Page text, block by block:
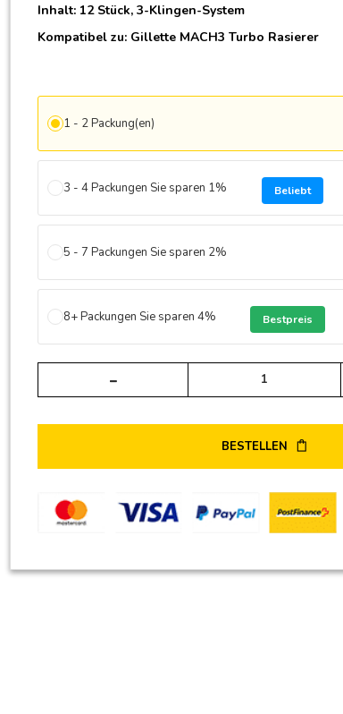
Inhalt: 12 Stück, 3-Klingen-System
Kompatibel zu: Gillette MACH3 Turbo Rasierer
1 - 2 Packung(en)
3 - 4 Packungen Sie sparen 1% Beliebt
5 - 7 Packungen Sie sparen 2%
8+ Packungen Sie sparen 4% Bestpreis
BESTELLEN